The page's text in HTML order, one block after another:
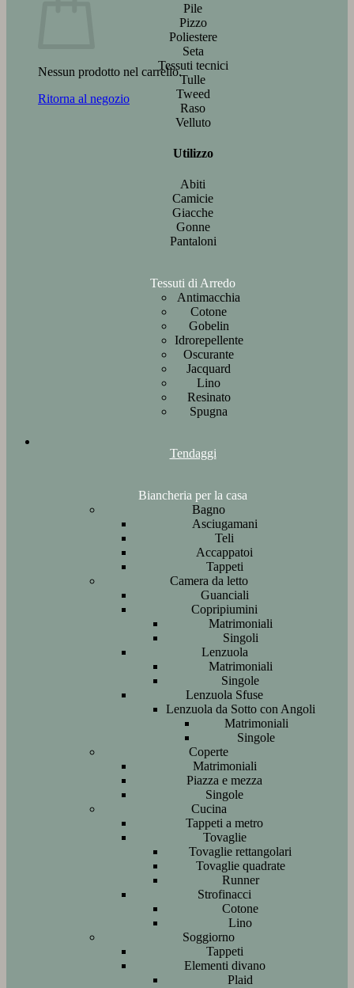
Nessun prodotto nel carrello.
Ritorna al negozio
Pile
Pizzo
Poliestere
Seta
Tessuti tecnici
Tulle
Tweed
Raso
Velluto
Utilizzo
Abiti
Camicie
Giacche
Gonne
Pantaloni
Tessuti di Arredo
Antimacchia
Cotone
Gobelin
Idrorepellente
Oscurante
Jacquard
Lino
Resinato
Spugna
Tendaggi
Biancheria per la casa
Bagno
Asciugamani
Teli
Accappatoi
Tappeti
Camera da letto
Guanciali
Copripiumini
Matrimoniali
Singoli
Lenzuola
Matrimoniali
Singole
Lenzuola Sfuse
Lenzuola da Sotto con Angoli
Matrimoniali
Singole
Coperte
Matrimoniali
Piazza e mezza
Singole
Cucina
Tappeti a metro
Tovaglie
Tovaglie rettangolari
Tovaglie quadrate
Runner
Strofinacci
Cotone
Lino
Soggiorno
Tappeti
Elementi divano
Plaid